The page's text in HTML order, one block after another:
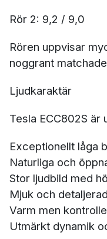
Rör 2: 9,2 / 9,0
Rören uppvisar
noggrant
Ljudkaraktär
Tesla ECC802S är
Exceptionellt låga
Naturliga och
Stor ljudbild med
Mjuk och
Varm men
Utmärkt dynamik